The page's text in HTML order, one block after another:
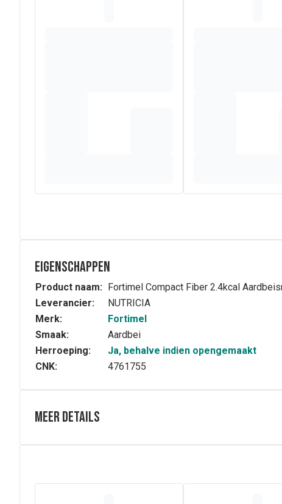
Eigenschappen
Product naam: Fortimel Compact Fiber 2.4kcal
Leverancier:
NUTRICIA
Merk:
Fortimel
Smaak:
Aardbei
Herroeping:
Ja, behalve indien opengemaakt
CNK:
4761755
Meer details
Fortimel® Compact Fibre is een energierijke, kant-en-
• Compact volume: laat toe in minder slokken evenveel